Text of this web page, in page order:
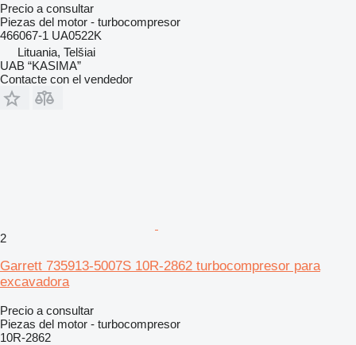
Precio a consultar
Piezas del motor - turbocompresor
466067-1 UA0522K
Lituania, Telšiai
UAB “KASIMA”
Contacte con el vendedor
2
Garrett 735913-5007S 10R-2862 turbocompresor para
excavadora
Precio a consultar
Piezas del motor - turbocompresor
10R-2862